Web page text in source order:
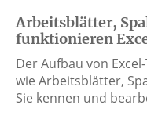
Arbeitsblätter,
funktionieren
Der Aufbau von
wie Arbeitsblätter,
Sie kennen und